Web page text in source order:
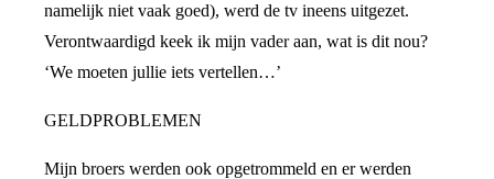
namelijk niet vaak goed), werd de tv ineens uitgezet.
Verontwaardigd keek ik mijn vader aan, wat is dit nou?
‘We moeten jullie iets vertellen…’
GELDPROBLEMEN
Mijn broers werden ook opgetrommeld en er werden